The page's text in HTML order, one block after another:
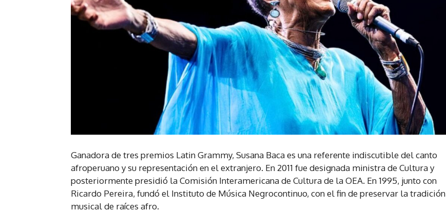
Ganadora de tres premios Latin Grammy, Susana Baca es una referente indiscutible del canto
afroperuano y su representación en el extranjero. En 2011 fue designada ministra de Cultura y
posteriormente presidió la Comisión Interamericana de Cultura de la OEA. En 1995, junto con
Ricardo Pereira, fundó el Instituto de Música Negrocontinuo, con el fin de preservar la tradición
musical de raíces afro.